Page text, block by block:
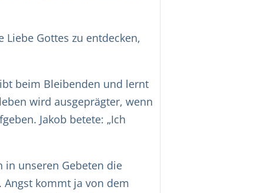
Gottes zu entdecken,
beim Bleibenden und lernt
wird ausgeprägter, wenn
Jakob betete: „Ich
in unseren Gebeten die
Angst kommt ja von dem